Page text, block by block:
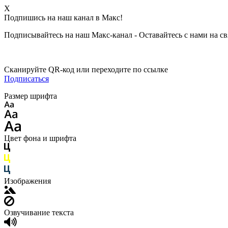
X
Подпишись на наш канал в Макс!
Подписывайтесь на наш Макс-канал - Оставайтесь с нами на
Сканируйте QR-код или переходите по ссылке
Подписаться
Размер шрифта
Цвет фона и шрифта
Изображения
Озвучивание текста